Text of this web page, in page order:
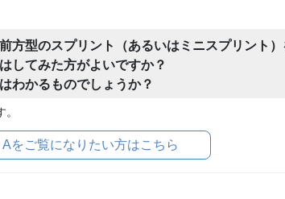
方型のスプリント（あるいはミニスプリント
してみた方がよいですか？
わかるものでしょうか？
Aをご覧になりたい方はこちら